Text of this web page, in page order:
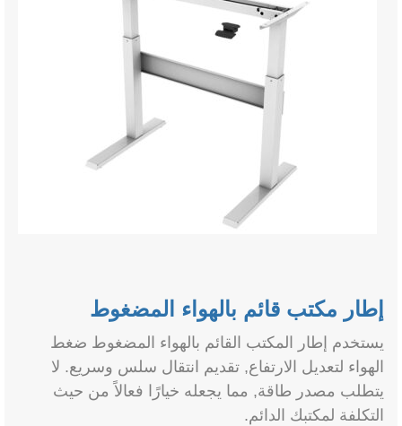
إطار مكتب قائم بالهواء المضغوط
يستخدم إطار المكتب القائم بالهواء المضغوط ضغط
الهواء لتعديل الارتفاع, تقديم انتقال سلس وسريع. لا
يتطلب مصدر طاقة, مما يجعله خيارًا فعالاً من حيث
التكلفة لمكتبك الدائم.